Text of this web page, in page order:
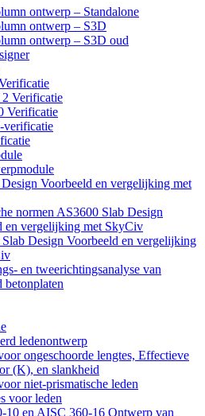
ontwerp – Standalone
ontwerp – S3D
ontwerp – S3D oud
Verificatie
Verificatie
verificatie
Voorbeeld en vergelijking met
normen AS3600 Slab Design
en vergelijking met SkyCiv
Design Voorbeeld en vergelijking
en tweerichtingsanalyse van
betonplaten
ledenontwerp
ongeschoorde lengtes, Effectieve
(K), en slankheid
niet-prismatische leden
voor leden
10 en AISC 360-16 Ontwerp van